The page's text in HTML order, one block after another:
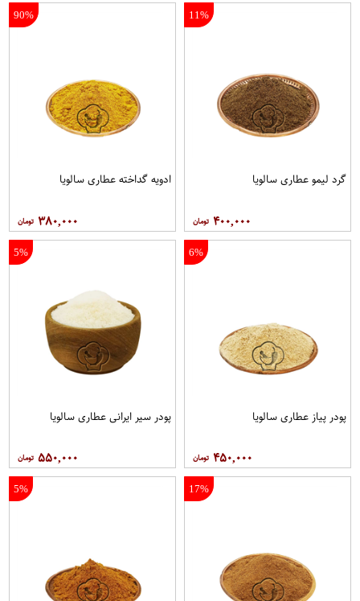
11%
گرد لیمو عطاری سالویا
۴۰۰,۰۰۰
90%
ادویه گداخته عطاری سالویا
۳۸۰,۰۰۰
6%
پودر پیاز عطاری سالویا
۴۵۰,۰۰۰
5%
پودر سیر ایرانی عطاری سالویا
۵۵۰,۰۰۰
17%
5%